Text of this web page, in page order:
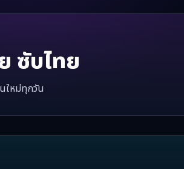
ซับไทย
ใหม่ทุกวัน